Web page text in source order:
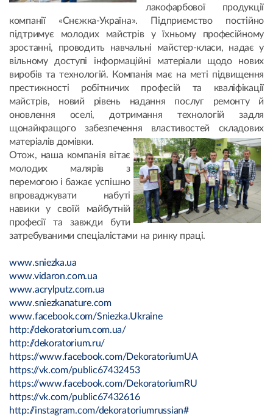
лакофарбової продукції
компанії «Снєжка-Україна». Підприємство постійно
підтримує молодих майстрів у їхньому професійному
зростанні, проводить навчальні майстер-класи, надає у
вільному доступі інформаційні матеріали щодо нових
виробів та технологій. Компанія має на меті підвищення
престижності робітничих професій та кваліфікації
майстрів, новий рівень надання послуг ремонту й
оновлення оселі, дотримання технологій задля
щонайкращого забезпечення властивостей складових
матеріалів домівки.
Отож, наша компанія вітає
молодих малярів з
перемогою і бажає успішно
впроваджувати набуті
навики у своїй майбутній
професії та завжди бути
затребуваними спеціалістами на ринку праці.
www.sniezka.ua
www.vidaron.com.ua
www.acrylputz.com.ua
www.sniezkanature.com
www.facebook.com/Sniezka.Ukraine
http://dekoratorium.com.ua/
http://dekoratorium.ru/
https://www.facebook.com/DekoratoriumUA
https://vk.com/public67432453
https://www.facebook.com/DekoratoriumRU
https://vk.com/public67432616
http://instagram.com/dekoratoriumrussian#